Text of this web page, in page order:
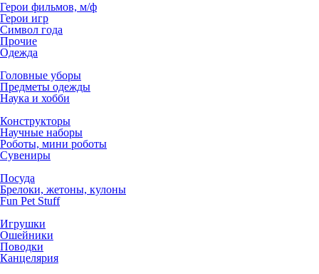
Герои фильмов, м/ф
Герои игр
Символ года
Прочие
Одежда
Головные уборы
Предметы одежды
Наука и хобби
Конструкторы
Научные наборы
Роботы, мини роботы
Сувениры
Посуда
Брелоки, жетоны, кулоны
Fun Pet Stuff
Игрушки
Ошейники
Поводки
Канцелярия